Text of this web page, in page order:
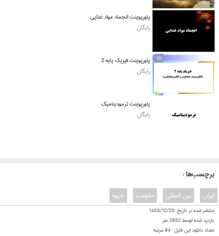
پاورپوینت انجماد مواد غذایی
رایگان
پاورپوینت فیزیک پایه 2
رایگان
پاورپوینت ترمودینامیک
رایگان
: برچسب‌ها
جبهه مقاومت بین المللی ایران
منتشر شده در تاریخ: 1403/12/20
بازدید شده توسط2852نفر
تعداد دانلود این فایل : 94مرتبه